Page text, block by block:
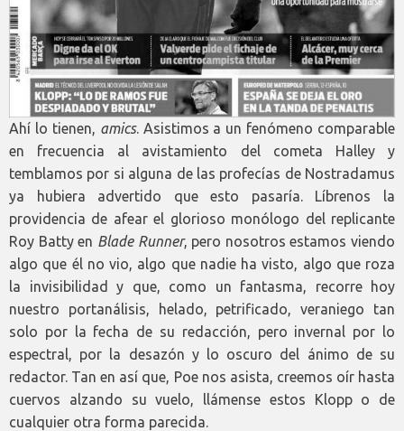
Ahí lo tienen, amics. Asistimos a un fenómeno comparable
en frecuencia al avistamiento del cometa Halley y
temblamos por si alguna de las profecías de Nostradamus
ya hubiera advertido que esto pasaría. Líbrenos la
providencia de afear el glorioso monólogo del replicante
Roy Batty en Blade Runner, pero nosotros estamos viendo
algo que él no vio, algo que nadie ha visto, algo que roza
la invisibilidad y que, como un fantasma, recorre hoy
nuestro portanálisis, helado, petrificado, veraniego tan
solo por la fecha de su redacción, pero invernal por lo
espectral, por la desazón y lo oscuro del ánimo de su
redactor. Tan en así que, Poe nos asista, creemos oír hasta
cuervos alzando su vuelo, llámense estos Klopp o de
cualquier otra forma parecida.